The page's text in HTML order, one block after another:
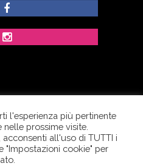
di Ferrentino A. - P.IVA
i diritti riservati.
Cava de’ Tirreni (SA) -
l'esperienza più pertinente
prossime visite.
all'uso di TUTTI i
"Impostazioni cookie" per